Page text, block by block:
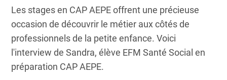
Les stages en CAP AEPE offrent une précieuse
occasion de découvrir le métier aux côtés de
professionnels de la petite enfance. Voici
l'interview de Sandra, élève EFM Santé Social en
préparation CAP AEPE.